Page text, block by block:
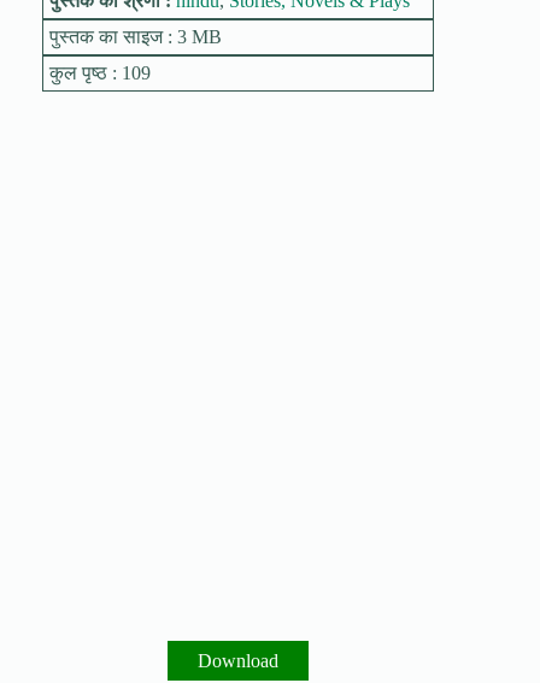
पुस्तक का साइज : 3 MB
कुल पृष्ठ : 109
Download